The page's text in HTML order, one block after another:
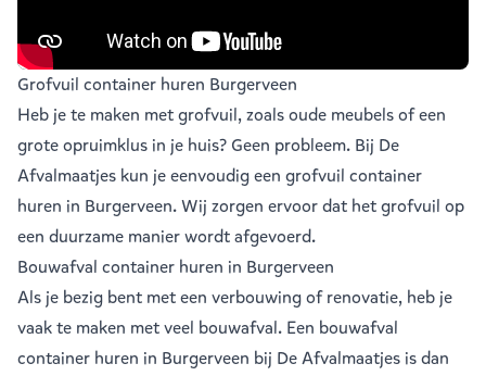
Grofvuil container huren Burgerveen
Heb je te maken met grofvuil, zoals oude meubels of een
grote opruimklus in je huis? Geen probleem. Bij De
Afvalmaatjes kun je eenvoudig een grofvuil container
huren in Burgerveen. Wij zorgen ervoor dat het grofvuil op
een duurzame manier wordt afgevoerd.
Bouwafval container huren in Burgerveen
Als je bezig bent met een verbouwing of renovatie, heb je
vaak te maken met veel bouwafval. Een bouwafval
container huren in Burgerveen bij De Afvalmaatjes is dan